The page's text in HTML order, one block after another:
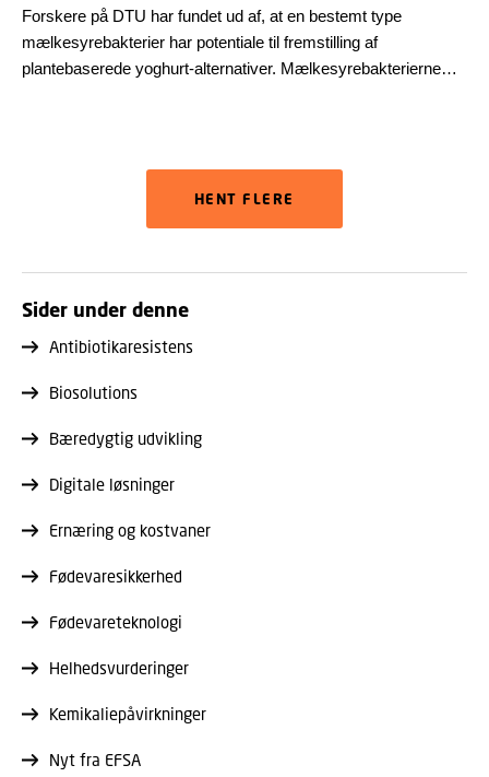
Forskere på DTU har fundet ud af, at en bestemt type
mælkesyrebakterier har potentiale til fremstilling af
plantebaserede yoghurt-alternativer. Mælkesyrebakterierne
HENT FLERE
Sider under denne
Antibiotikaresistens
Biosolutions
Bæredygtig udvikling
Digitale løsninger
Ernæring og kostvaner
Fødevaresikkerhed
Fødevareteknologi
Helhedsvurderinger
Kemikaliepåvirkninger
Nyt fra EFSA